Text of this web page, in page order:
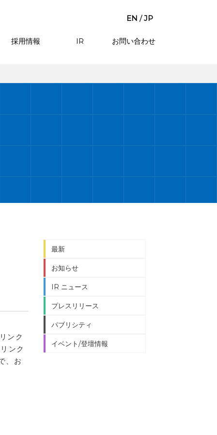
EN /JP
採用情報 IR お問い合わせ
ンク
ンク
、お
最新
お知らせ
IR ニュース
プレスリリース
パブリシティ
イベント/登壇情報